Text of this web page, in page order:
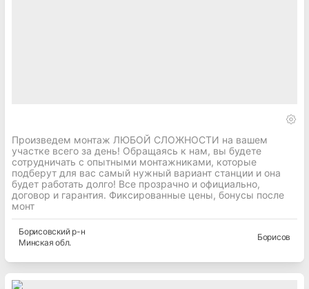
Произведем монтаж ЛЮБОЙ СЛОЖНОСТИ на вашем
участке всего за день! Обращаясь к нам, вы будете
сотрудничать с опытными монтажниками, которые
подберут для вас самый нужный вариант станции и она
будет работать долго! Все прозрачно и официально,
договор и гарантия. Фиксированные цены, бонусы после
монт
Борисовскийр-н
Минская обл.
Борисов